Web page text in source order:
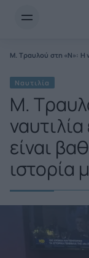
Μ. Τραυλού στη «Ν»: Η
Ναυτιλία
Μ.
είναι
ιστορία
Newsletter Email*